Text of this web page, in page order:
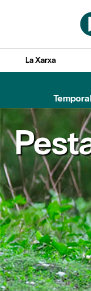
Salta al contingut
La Xarxa